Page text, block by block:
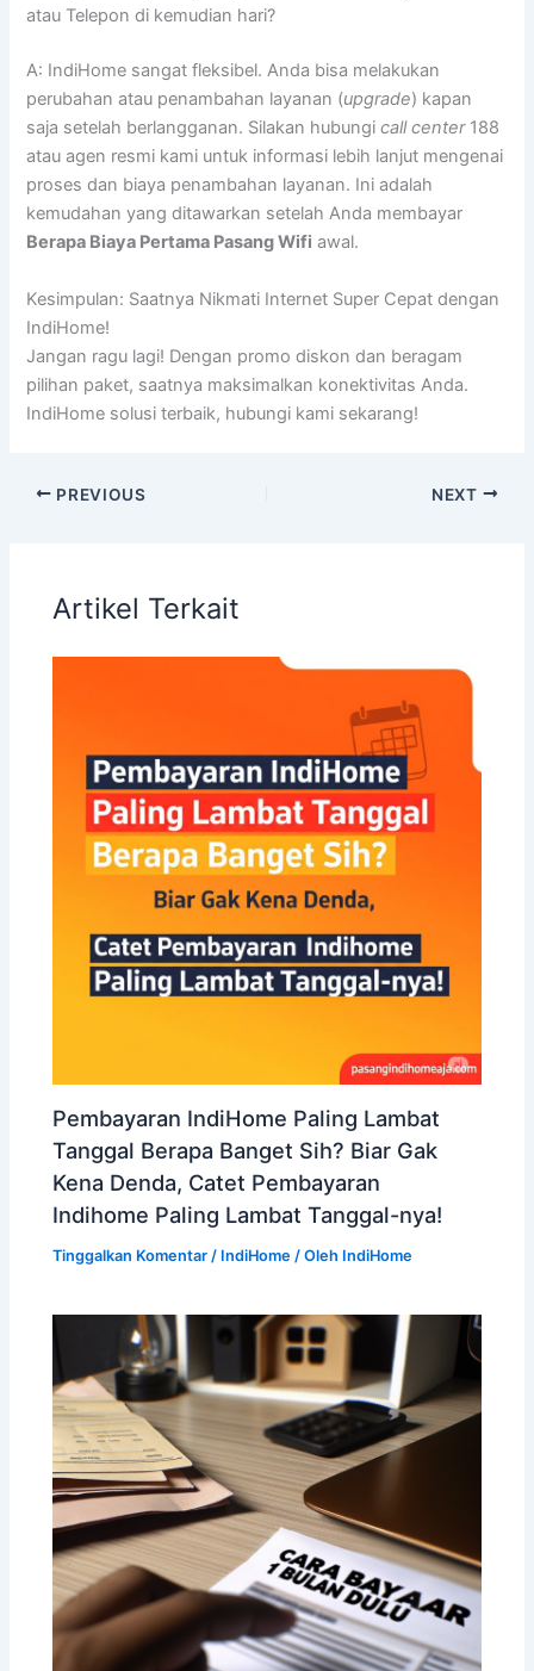
atau Telepon di kemudian hari?
A: IndiHome sangat fleksibel. Anda bisa melakukan
perubahan atau penambahan layanan (upgrade) kapan
saja setelah berlangganan. Silakan hubungicall center188
atau agen resmi kami untuk informasi lebih lanjut mengenai
proses dan biaya penambahan layanan. Ini adalah
kemudahan yang ditawarkan setelah Anda membayar
Berapa Biaya Pertama Pasang Wifi awal.
Kesimpulan: Saatnya Nikmati Internet Super Cepat dengan
IndiHome!
Jangan ragu lagi! Dengan promo diskon dan beragam
pilihan paket, saatnya maksimalkan konektivitas Anda.
IndiHome solusi terbaik, hubungi kami sekarang!
PREVIOUS NEXT
Artikel Terkait
Pembayaran IndiHome Paling Lambat
Tanggal Berapa Banget Sih? Biar Gak
Kena Denda, Catet Pembayaran
Indihome Paling Lambat Tanggal-nya!
Tinggalkan Komentar / IndiHome / Oleh IndiHome